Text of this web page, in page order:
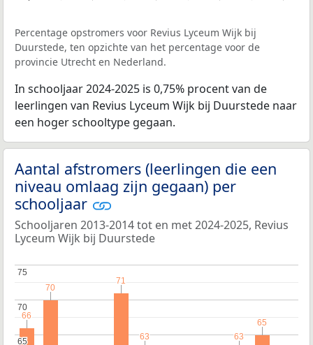
Percentage opstromers voor Revius Lyceum Wijk bij
Duurstede, ten opzichte van het percentage voor de
provincie Utrecht en Nederland.
In schooljaar 2024-2025 is 0,75% procent van de
leerlingen van Revius Lyceum Wijk bij Duurstede naar
een hoger schooltype gegaan.
Aantal afstromers (leerlingen die een
niveau omlaag zijn gegaan) per
schooljaar
Schooljaren 2013-2014 tot en met 2024-2025, Revius
Lyceum Wijk bij Duurstede
65
65
70
70
75
75
66
66
70
70
71
71
63
63 63
63
65
65